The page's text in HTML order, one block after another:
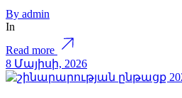
By admin
In
Read more
8 Մայիսի, 2026